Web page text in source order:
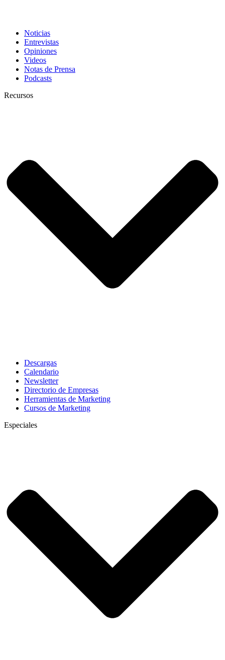
Noticias
Entrevistas
Opiniones
Videos
Notas de Prensa
Podcasts
Recursos
Descargas
Calendario
Newsletter
Directorio de Empresas
Herramientas de Marketing
Cursos de Marketing
Especiales